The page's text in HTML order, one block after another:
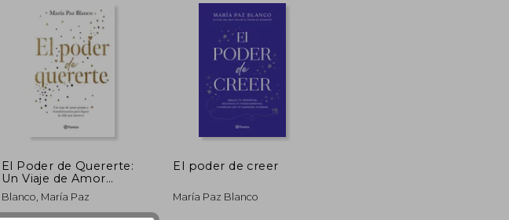
El Poder de Quererte:
Un Viaje de Amor
Propio Y
Transformación Para
Lograr La Vida Que
Blanco, María Paz
El poder de creer
María Paz Blanco